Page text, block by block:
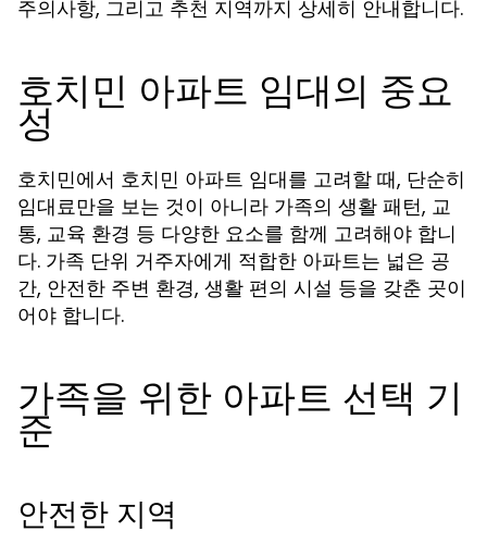
주의사항, 그리고 추천 지역까지 상세히 안내합니다.
호치민 아파트 임대의 중요
성
호치민에서 호치민 아파트 임대를 고려할 때, 단순히
임대료만을 보는 것이 아니라 가족의 생활 패턴, 교
통, 교육 환경 등 다양한 요소를 함께 고려해야 합니
다. 가족 단위 거주자에게 적합한 아파트는 넓은 공
간, 안전한 주변 환경, 생활 편의 시설 등을 갖춘 곳이
어야 합니다.
가족을 위한 아파트 선택 기
준
안전한 지역